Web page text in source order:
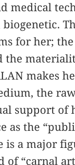
medical
for her;
the
makes
the
support of
as the
is a major
of “carnal